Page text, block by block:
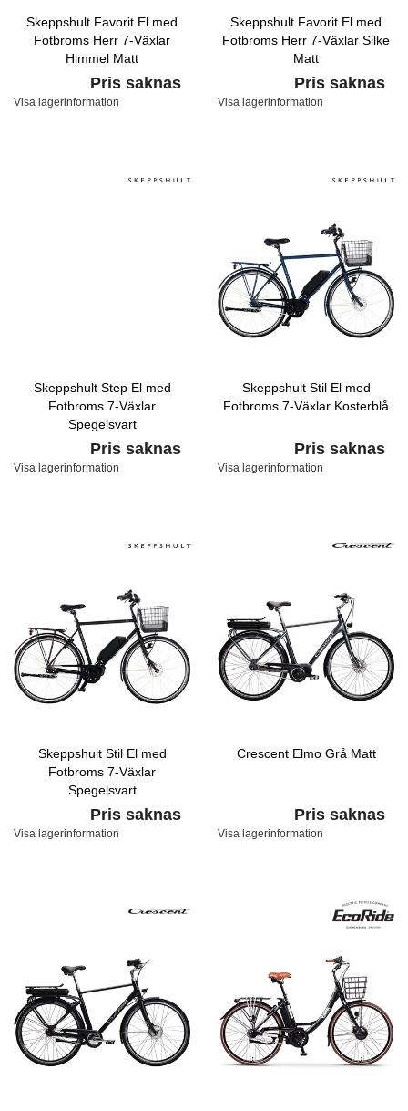
Skeppshult Favorit El med
Fotbroms Herr 7-Växlar
Himmel Matt
Pris saknas
Visa lagerinformation
Skeppshult Favorit El med
Fotbroms Herr 7-Växlar Silke
Matt
Pris saknas
Visa lagerinformation
Skeppshult Step El med
Fotbroms 7-Växlar
Spegelsvart
Pris saknas
Visa lagerinformation
Skeppshult Stil El med
Fotbroms 7-Växlar Kosterblå
Pris saknas
Visa lagerinformation
Skeppshult Stil El med
Fotbroms 7-Växlar
Spegelsvart
Pris saknas
Visa lagerinformation
Crescent Elmo Grå Matt
Pris saknas
Visa lagerinformation